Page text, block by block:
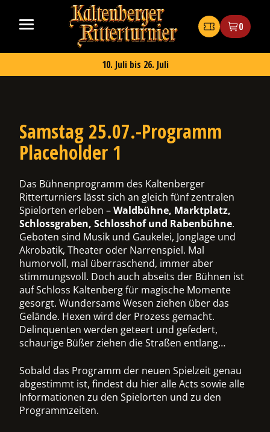
Inhalt
springen
Kaltenberger
Ritterturnier
2026
Tickets 0
10. Juli bis 26. Juli
Samstag 25.07.-Programm
Placeholder 1
Das Bühnenprogramm des Kaltenberger
Ritterturniers lässt sich an gleich fünf zentralen
Spielorten erleben –Waldbühne, Marktplatz,
Schlossgraben, Schlosshof und Rabenbühne.
Geboten sind Musik und Gaukelei, Jonglage und
Akrobatik, Theater oder Narrenspiel. Mal
humorvoll, mal überraschend, immer aber
stimmungsvoll. Doch auch abseits der Bühnen ist
auf Schloss Kaltenberg für magische Momente
gesorgt. Wundersame Wesen ziehen über das
Gelände. Hexen wird der Prozess gemacht.
Delinquenten werden geteert und gefedert,
schaurige Büßer ziehen die Straßen entlang…
Sobald das Programm der neuen Spielzeit genau
abgestimmt ist, findest du hier alle Acts sowie alle
Informationen zu den Spielorten und zu den
Programmzeiten.